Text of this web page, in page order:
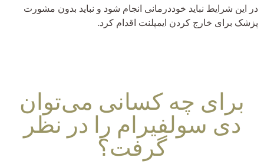
در این شرایط نباید خوددرمانی انجام شود و نباید بدون مشورت
پزشک برای خارج کردن ایمپلنت اقدام کرد.
برای چه کسانی می‌توان
دی سولفیرام را در نظر
گرفت؟